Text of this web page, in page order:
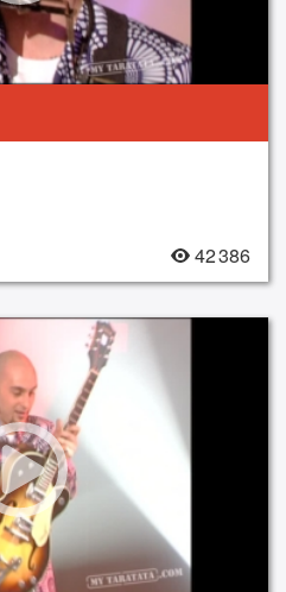
42 386